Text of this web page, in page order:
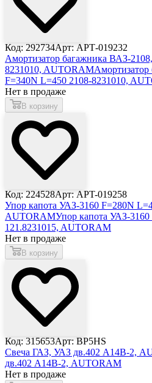
Код: 292734Арт: АРТ-019232
Амортизатор багажника ВАЗ-
8231010, AUTORAM
F=340N L=450 2108-8231010,
Нет в продаже
В корзину
Код: 224528Арт: APT-019258
Упор капота УАЗ-3160 F=280N
AUTORAMУпор капота УАЗ-
121.8231015, AUTORAM
Нет в продаже
В корзину
Код: 315653Арт: BP5HS
Свеча ГАЗ, УАЗ дв.402 А14В-2,
дв.402 А14В-2, AUTORAM
Нет в продаже